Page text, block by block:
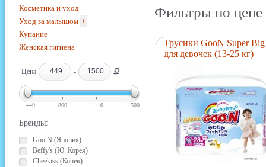
Фильтры по цене
Косметика и уход
Уход за малышом +
Купание
Женская гигиена
Цена - Ք
449 800 1110 1500
Бренды:
Goo.N (Япония)
Beffy's (Ю. Корея)
Cheekiss (Корея)
Трусики GooN Super Big
для девочек (13-25 кг)